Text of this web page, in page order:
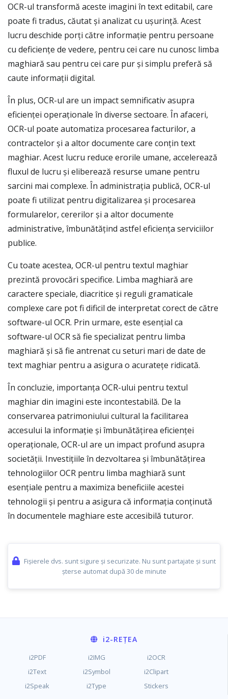
OCR-ul transformă aceste imagini în text editabil, care
poate fi tradus, căutat și analizat cu ușurință. Acest
lucru deschide porți către informație pentru persoane
cu deficiențe de vedere, pentru cei care nu cunosc limba
maghiară sau pentru cei care pur și simplu preferă să
caute informații digital.
În plus, OCR-ul are un impact semnificativ asupra
eficienței operaționale în diverse sectoare. În afaceri,
OCR-ul poate automatiza procesarea facturilor, a
contractelor și a altor documente care conțin text
maghiar. Acest lucru reduce erorile umane, accelerează
fluxul de lucru și eliberează resurse umane pentru
sarcini mai complexe. În administrația publică, OCR-ul
poate fi utilizat pentru digitalizarea și procesarea
formularelor, cererilor și a altor documente
administrative, îmbunătățind astfel eficiența serviciilor
publice.
Cu toate acestea, OCR-ul pentru textul maghiar
prezintă provocări specifice. Limba maghiară are
caractere speciale, diacritice și reguli gramaticale
complexe care pot fi dificil de interpretat corect de către
software-ul OCR. Prin urmare, este esențial ca
software-ul OCR să fie specializat pentru limba
maghiară și să fie antrenat cu seturi mari de date de
text maghiar pentru a asigura o acuratețe ridicată.
În concluzie, importanța OCR-ului pentru textul
maghiar din imagini este incontestabilă. De la
conservarea patrimoniului cultural la facilitarea
accesului la informație și îmbunătățirea eficienței
operaționale, OCR-ul are un impact profund asupra
societății. Investițiile în dezvoltarea și îmbunătățirea
tehnologiilor OCR pentru limba maghiară sunt
esențiale pentru a maximiza beneficiile acestei
tehnologii și pentru a asigura că informația conținută
în documentele maghiare este accesibilă tuturor.
Fișierele dvs. sunt sigure și securizate. Nu sunt partajate și sunt
șterse automat după 30 de minute
i2-REȚEA
i2PDF i2IMG
i2OCR
i2Text
i2Symbol
i2Clipart
i2Speak
i2Type Stickers